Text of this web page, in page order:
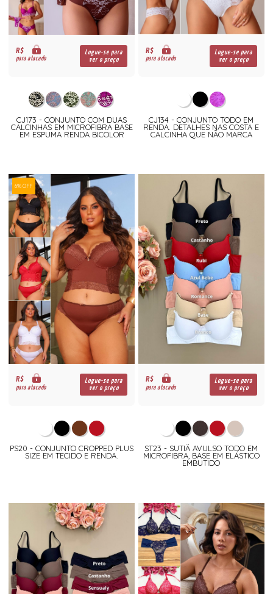
R$
para atacado
Logue-se para
ver o preço
CJ173 - CONJUNTO COM DUAS
CALCINHAS EM MICROFIBRA BASE
EM ESPUMA RENDA BICOLOR
R$
para atacado
Logue-se para
ver o preço
CJ134 - CONJUNTO TODO EM
RENDA. DETALHES NAS COSTA E
CALCINHA QUE NÃO MARCA
6% OFF
R$
para atacado
Logue-se para
ver o preço
PS20 - CONJUNTO CROPPED PLUS
SIZE EM TECIDO E RENDA.
R$
para atacado
Logue-se para
ver o preço
ST23 - SUTIÃ AVULSO TODO EM
MICROFIBRA, BASE EM ELÁSTICO
EMBUTIDO